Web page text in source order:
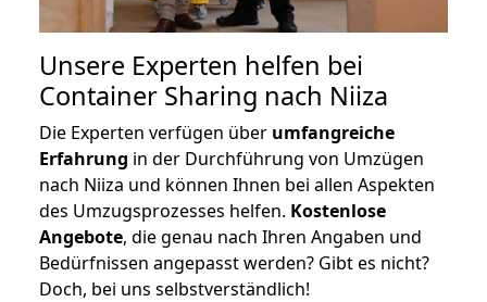
Unsere Experten helfen bei
Container Sharing nach Niiza
Die Experten verfügen über umfangreiche
Erfahrung in der Durchführung von Umzügen
nach Niiza und können Ihnen bei allen Aspekten
des Umzugsprozesses helfen. Kostenlose
Angebote, die genau nach Ihren Angaben und
Bedürfnissen angepasst werden? Gibt es nicht?
Doch, bei uns selbstverständlich!